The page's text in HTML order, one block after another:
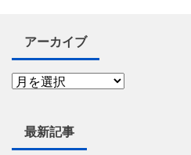
アーカイブ
最新記事